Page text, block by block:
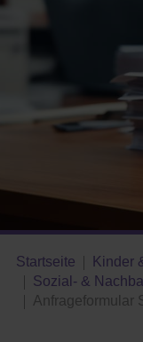
Startseite
Kinder
Sozial- &
Anfrageformular